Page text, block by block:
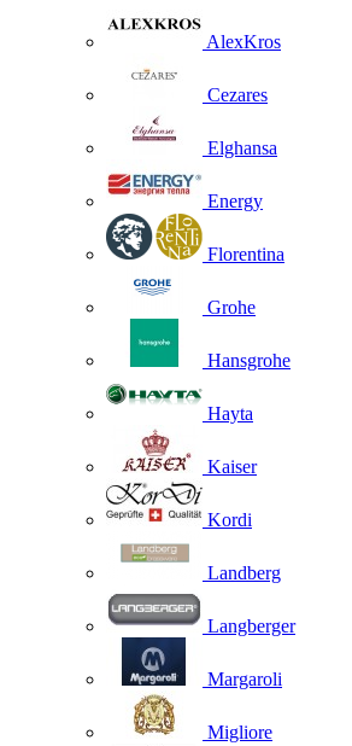
AlexKros
Cezares
Elghansa
Energy
Florentina
Grohe
Hansgrohe
Hayta
Kaiser
Kordi
Landberg
Langberger
Margaroli
Migliore